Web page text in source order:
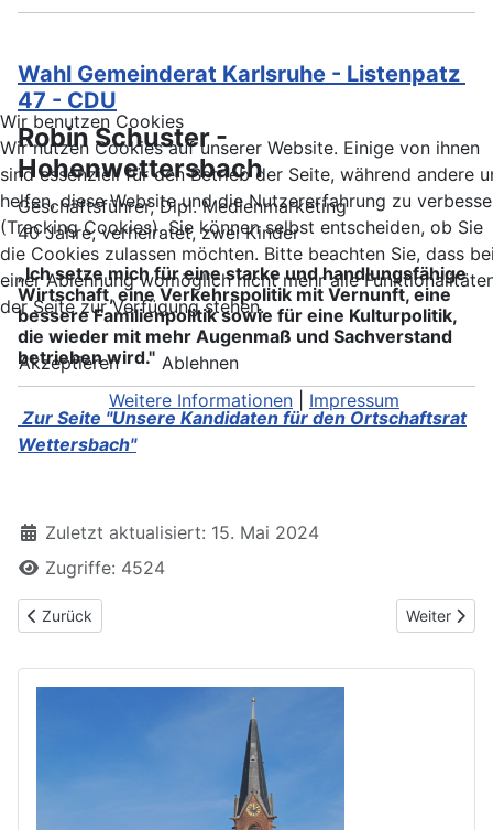
Wahl Gemeinderat Karlsruhe - Listenpatz
47 - CDU
Robin Schuster -
Hohenwettersbach
Geschäftsführer, Dipl. Medienmarketing
40 Jahre, verheiratet, zwei Kinder
„Ich setze mich für eine starke und handlungsfähige
Wirtschaft, eine Verkehrspolitik mit Vernunft, eine
bessere Familienpolitik sowie für eine Kulturpolitik,
die wieder mit mehr Augenmaß und Sachverstand
betrieben wird."
Zur Seite "Unsere Kandidaten für den Ortschaftsrat
Wettersbach"
Zuletzt aktualisiert: 15. Mai 2024
Zugriffe: 4524
Vorheriger Beitrag: Unser Wahlprogramm
Zurück Nächster
Weiter
Wir benutzen Cookies
Wir nutzen Cookies auf unserer Website. Einige von ihnen
sind essenziell für den Betrieb der Seite, während andere
helfen, diese Website und die Nutzererfahrung zu
(Tracking Cookies). Sie können selbst entscheiden, ob Sie
die Cookies zulassen möchten. Bitte beachten Sie, dass
einer Ablehnung womöglich nicht mehr alle
der Seite zur Verfügung stehen.
Akzeptieren
Ablehnen
Weitere Informationen
Impressum